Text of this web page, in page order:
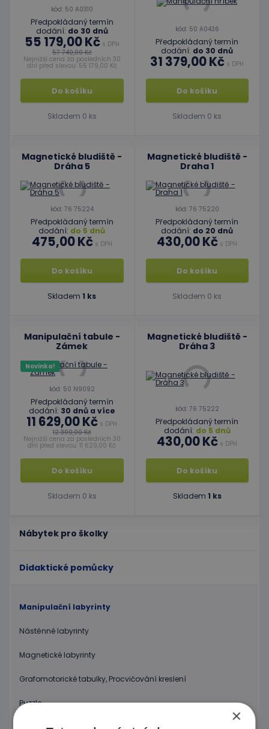
Nábytek pro školky
Didaktické pomůcky
Manipulační labyrinty
Nástěnné labyrinty
Magnetické labyrinty
Grafomotorické tabulky, Procvičování kreslení
Puzzle
Kostky, vláček
kód: 50 A0310
Předpokládaný termín
dodání: do 30 dnů
55 179,00 Kčs DPH
57 740,00 Kč
Nejnižší cena za posledních 30
dní před slevou: 55 179,00 Kč
Do košíku
Skladem 0 ks
kód: 50 A0436
Předpokládaný termín
dodání: do 30 dnů
31 379,00 Kč s DPH
Do košíku
Skladem 0 ks
Magnetické bludiště -
Dráha 5
kód: 76 75224
Předpokládaný termín
dodání: do 5 dnů
475,00 Kčs DPH
Do košíku
Skladem 1 ks
Magnetické bludiště -
Draha 1
kód: 76 75220
Předpokládaný termín
dodání: do 20 dnů
430,00 Kč s DPH
Do košíku
Skladem 0 ks
Manipulační tabule -
Zámek
Novinka!
kód: 50 N9092
Předpokládaný termín
dodání: 30 dnů a více
11 629,00 Kč s DPH
12 300,00 Kč
Nejnižší cena za posledních 30
dní před slevou: 11 629,00 Kč
Do košíku
Skladem 0 ks
Magnetické bludiště -
Dráha 3
kód: 76 75222
Předpokládaný termín
dodání: do 5 dnů
430,00 Kč s DPH
Do košíku
Skladem 1 ks
×